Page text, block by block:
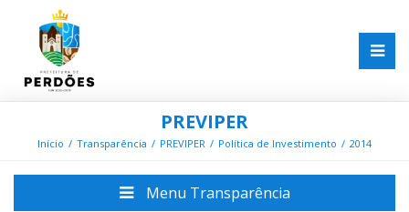
PREVIPER
Início Transparência PREVIPER Política de Investimento 2014
Menu Transparência